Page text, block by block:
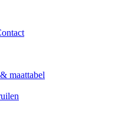
maattabel